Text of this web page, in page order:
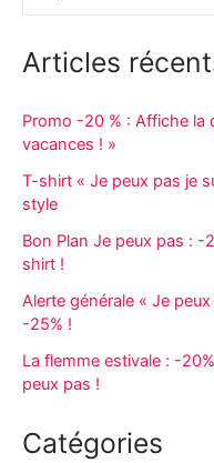
Articles
Promo -20 % : Affiche la
vacances ! »
T-shirt « Je peux pas je
style
Bon Plan Je peux pas :
shirt !
Alerte générale « Je
-25% !
La flemme estivale : -
peux pas !
Catégories